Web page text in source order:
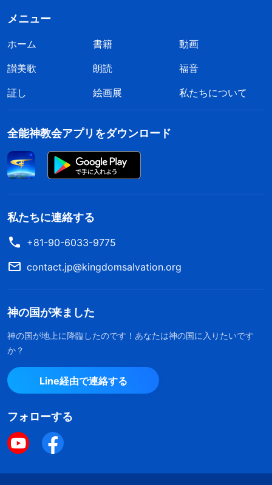
メニュー
ホーム 書籍
動画
讃美歌
朗読
福音
証し
絵画展 私たちについて
全能神教会アプリをダウンロード
私たちに連絡する
+81-90-6033-9775
contact.jp@kingdomsalvation.org
神の国が来ました
神の国が地上に降臨したのです！あなたは神の国に入りたいです
か？
Line経由で連絡する
フォローする